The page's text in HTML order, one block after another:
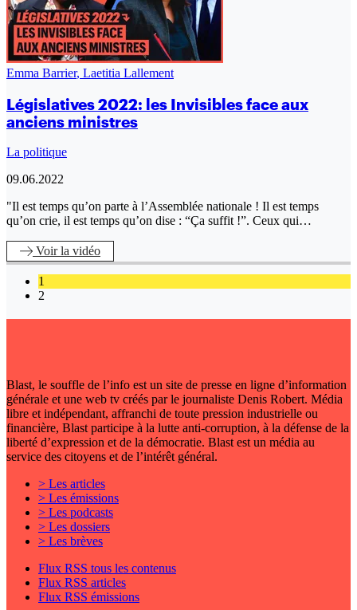
Emma Barrier, Laetitia Lallement
Législatives 2022: les Invisibles face aux
anciens ministres
La politique
09.06.2022
"Il est temps qu’on parte à l’Assemblée nationale ! Il est temps
qu’on crie, il est temps qu’on dise : “Ça suffit !”. Ceux qui…
Voirla vidéo
1
2
Blast, le souffle de l’info est un site de presse en ligne d’information
générale et une web tv créés par le journaliste Denis Robert. Média
libre et indépendant, affranchi de toute pression industrielle ou
financière, Blast participe à la lutte anti-corruption, à la défense de la
liberté d’expression et de la démocratie. Blast est un média au
service des citoyens et de l’intérêt général.
> Les articles
> Les émissions
> Les podcasts
> Les dossiers
> Les brèves
Flux RSS tous les contenus
Flux RSS articles
Flux RSS émissions